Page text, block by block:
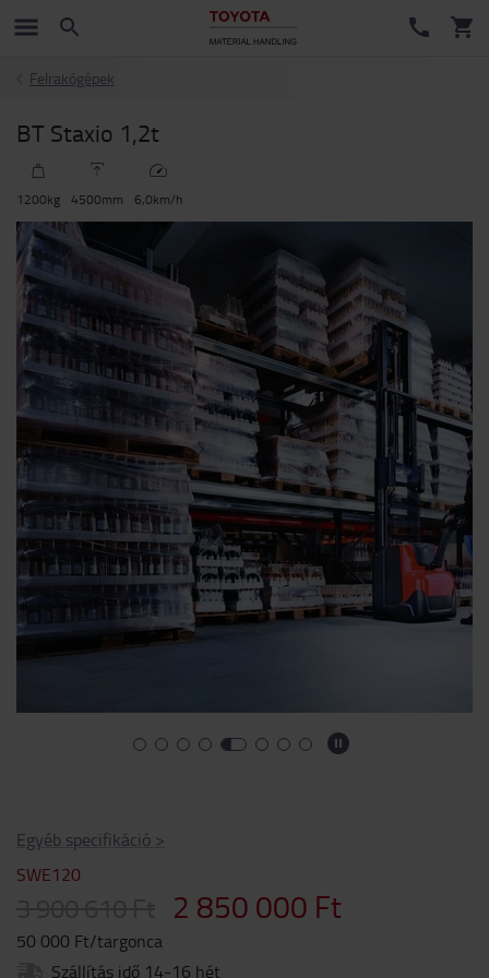
Felrakógépek
BT Staxio 1,2t
1200kg 4500mm 6,0km/h
Egyéb specifikáció >
SWE120
2 850 000 Ft
50 000 Ft/targonca
Szállítás idő 14-16 hét